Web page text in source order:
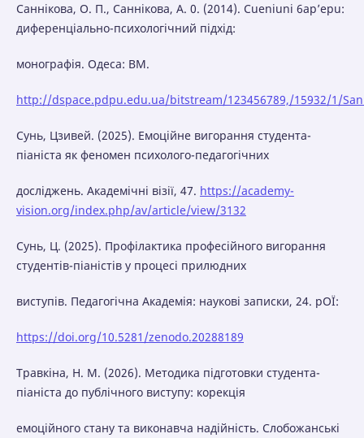
Саннікова, O. П., Саннікова, A. 0. (2014). Cueniuni 6ap’epu:
диференціально-психологічний підхід:
монографія. Одеса: BM.
http://dspace.pdpu.edu.ua/bitstream/123456789,/15932/1/
Сунь, Цзивей. (2025). Емоційне вигорання студента-
піаніста як феномен психолого-педагогічних
досліджень. Академічні візії, 47. https://academy-
vision.org/index.php/av/article/view/3132
Сунь, Ц. (2025). Профілактика професійного вигорання
студентів-піаністів у процесі прилюдних
виступів. Педагогічна Академія: наукові записки, 24. рОЇ:
https://doi.org/10.5281/zenodo.20288189
Травкіна, H. M. (2026). Методика підготовки студента-
піаніста до публічного виступу: корекція
емоційного стану та виконавча надійність. Слобожанські